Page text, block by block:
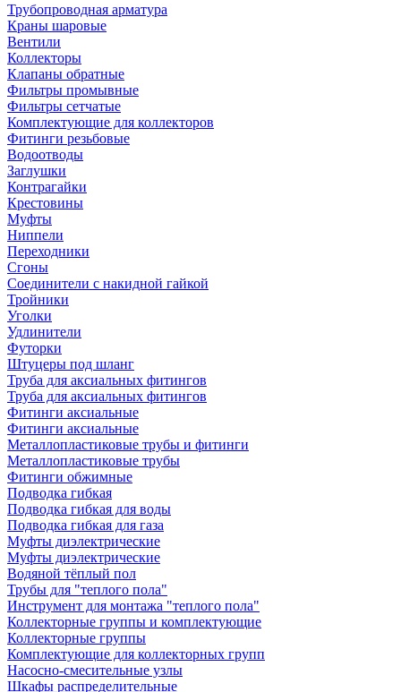
Трубопроводная арматура
Краны шаровые
Вентили
Коллекторы
Клапаны обратные
Фильтры промывные
Фильтры сетчатые
Комплектующие для коллекторов
Фитинги резьбовые
Водоотводы
Заглушки
Контрагайки
Крестовины
Муфты
Ниппели
Переходники
Сгоны
Соединители с накидной гайкой
Тройники
Уголки
Удлинители
Футорки
Штуцеры под шланг
Труба для аксиальных фитингов
Труба для аксиальных фитингов
Фитинги аксиальные
Фитинги аксиальные
Металлопластиковые трубы и фитинги
Металлопластиковые трубы
Фитинги обжимные
Подводка гибкая
Подводка гибкая для воды
Подводка гибкая для газа
Муфты диэлектрические
Муфты диэлектрические
Водяной тёплый пол
Трубы для "теплого пола"
Инструмент для монтажа "теплого пола"
Коллекторные группы и комплектующие
Коллекторные группы
Комплектующие для коллекторных групп
Насосно-смесительные узлы
Шкафы распределительные